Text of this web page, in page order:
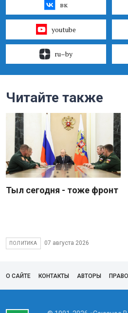
вк
youtube
ru–by
Читайте также
Тыл сегодня - тоже фронт
ПОЛИТИКА 07 августа 2026
О САЙТЕ КОНТАКТЫ АВТОРЫ